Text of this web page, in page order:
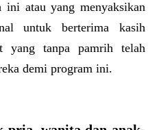
ini atau yang menyaksikan
untuk berterima kasih
yang tanpa pamrih telah
demi program ini.